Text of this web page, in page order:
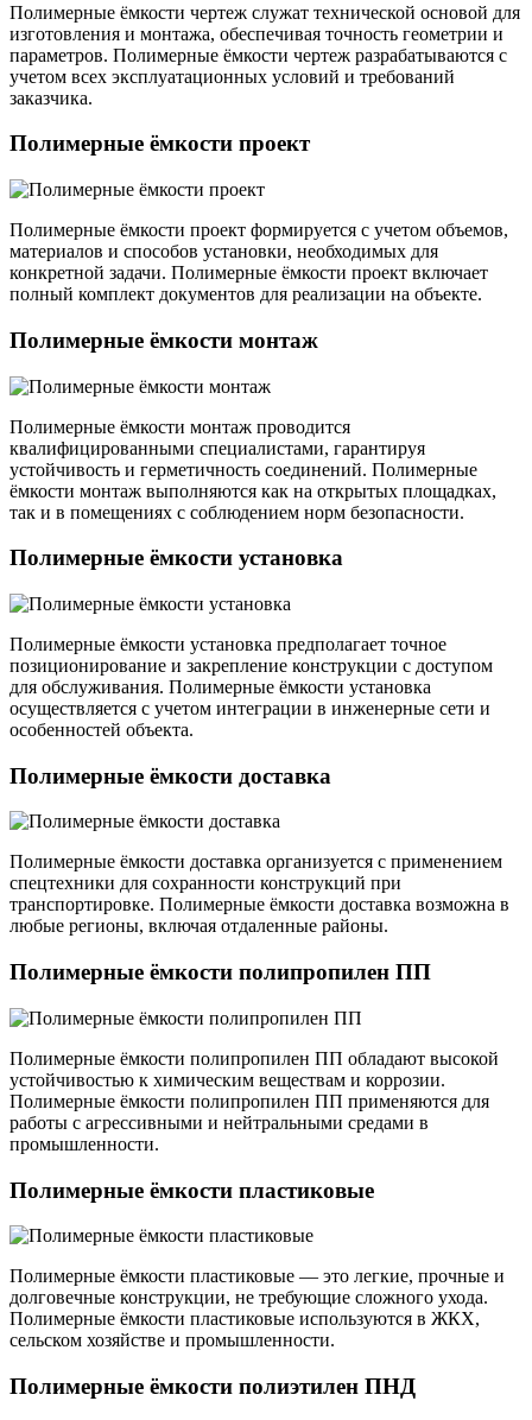
Полимерные ёмкости чертеж служат технической основой для
изготовления и монтажа, обеспечивая точность геометрии и
параметров. Полимерные ёмкости чертеж разрабатываются с
учетом всех эксплуатационных условий и требований
заказчика.
Полимерные ёмкости проект
Полимерные ёмкости проект формируется с учетом объемов,
материалов и способов установки, необходимых для
конкретной задачи. Полимерные ёмкости проект включает
полный комплект документов для реализации на объекте.
Полимерные ёмкости монтаж
Полимерные ёмкости монтаж проводится
квалифицированными специалистами, гарантируя
устойчивость и герметичность соединений. Полимерные
ёмкости монтаж выполняются как на открытых площадках,
так и в помещениях с соблюдением норм безопасности.
Полимерные ёмкости установка
Полимерные ёмкости установка предполагает точное
позиционирование и закрепление конструкции с доступом
для обслуживания. Полимерные ёмкости установка
осуществляется с учетом интеграции в инженерные сети и
особенностей объекта.
Полимерные ёмкости доставка
Полимерные ёмкости доставка организуется с применением
спецтехники для сохранности конструкций при
транспортировке. Полимерные ёмкости доставка возможна в
любые регионы, включая отдаленные районы.
Полимерные ёмкости полипропилен ПП
Полимерные ёмкости полипропилен ПП обладают высокой
устойчивостью к химическим веществам и коррозии.
Полимерные ёмкости полипропилен ПП применяются для
работы с агрессивными и нейтральными средами в
промышленности.
Полимерные ёмкости пластиковые
Полимерные ёмкости пластиковые — это легкие, прочные и
долговечные конструкции, не требующие сложного ухода.
Полимерные ёмкости пластиковые используются в ЖКХ,
сельском хозяйстве и промышленности.
Полимерные ёмкости полиэтилен ПНД